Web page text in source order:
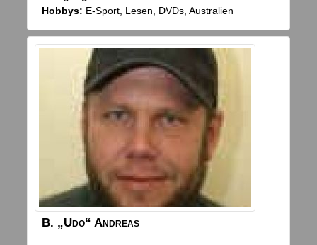
Hobbys: E-Sport, Lesen, DVDs, Australien
B. „Udo“ Andreas